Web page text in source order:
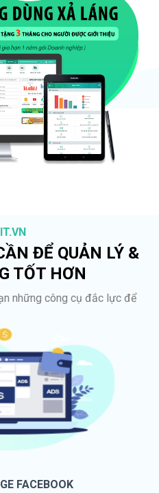
ĐỂ QUẢN LÝ &
TỐT HƠN
những công cụ đắc lực để
FACEBOOK